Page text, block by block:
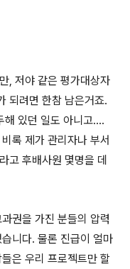
, 저야 같은 평가대상자
되려면 한참 남은거죠.
해 있던 일도 아니고....
록 제가 관리자나 부서
고 후배사원 몇명을 데
권을 가진 분들의 압력
니다. 물론 진급이 얼마
은 우리 프로젝트만 할